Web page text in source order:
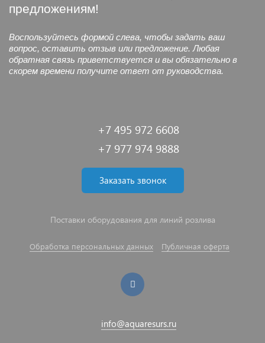
предложениям!
Воспользуйтесь формой слева, чтобы задать ваш
вопрос, оставить отзыв или предложение. Любая
обратная связь приветствуется и вы обязательно в
скорем времени получите ответ от руководства.
+7 495 972 6608
+7 977 974 9888
Заказать звонок
Поставки оборудования для линий розлива
Обработка персональных данных Публичная оферта
info@aquaresurs.ru